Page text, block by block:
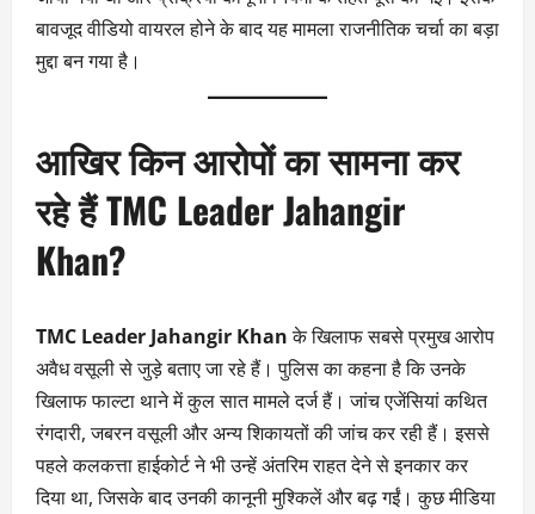
बावजूद वीडियो वायरल होने के बाद यह मामला राजनीतिक चर्चा का बड़ा
मुद्दा बन गया है।
आखिर किन आरोपों का सामना कर
रहे हैं TMC Leader Jahangir
Khan?
TMC Leader Jahangir Khanके खिलाफ सबसे प्रमुख आरोप
अवैध वसूली से जुड़े बताए जा रहे हैं। पुलिस का कहना है कि उनके
खिलाफ फाल्टा थाने में कुल सात मामले दर्ज हैं। जांच एजेंसियां कथित
रंगदारी, जबरन वसूली और अन्य शिकायतों की जांच कर रही हैं। इससे
पहले कलकत्ता हाईकोर्ट ने भी उन्हें अंतरिम राहत देने से इनकार कर
दिया था, जिसके बाद उनकी कानूनी मुश्किलें और बढ़ गईं। कुछ मीडिया